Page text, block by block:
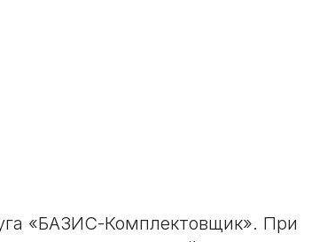
«БАЗИС-Комплектовщик». При